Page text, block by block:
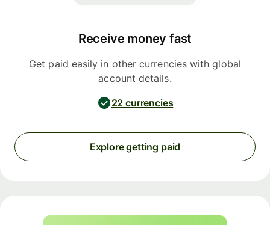
Receive money fast
Get paid easily in other currencies with global
account details.
22 currencies
Explore getting paid